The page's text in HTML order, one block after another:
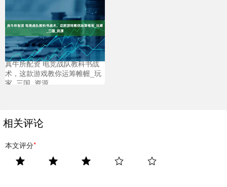
真牛所配资 电竞战队教科书战
术，这款游戏教你运筹帷幄_玩
家_三国_资源
相关评论
本文评分*